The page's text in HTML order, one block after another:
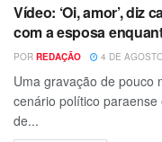
Vídeo: ‘Oi, amor’, diz
com a esposa
POR REDAÇÃO 4 DE
Uma gravação de pouco
cenário político
de...